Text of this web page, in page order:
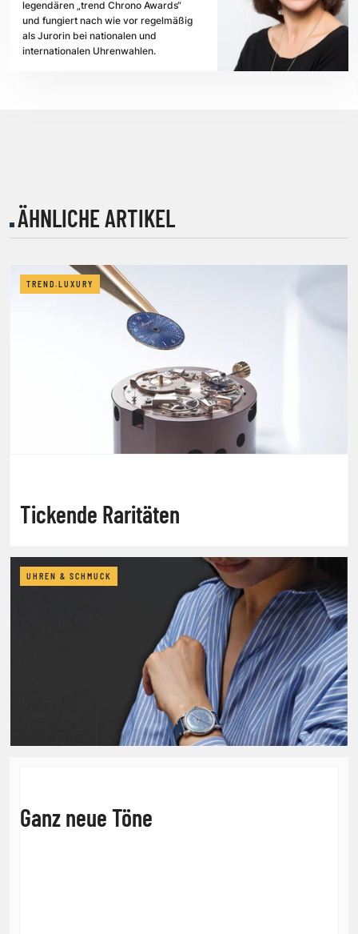
legendären „trend Chrono Awards“
und fungiert nach wie vor regelmäßig
als Jurorin bei nationalen und
internationalen Uhrenwahlen.
ÄHNLICHE ARTIKEL
TREND.LUXURY
Tickende Raritäten
UHREN & SCHMUCK
Ganz neue Töne